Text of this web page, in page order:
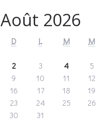
Août 2026
D L M M
2
3 4 5
9
10 11 12
16
17 18 19
23
24 25 26
30
31